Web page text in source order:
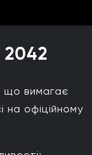
що вимагає
на офіційному